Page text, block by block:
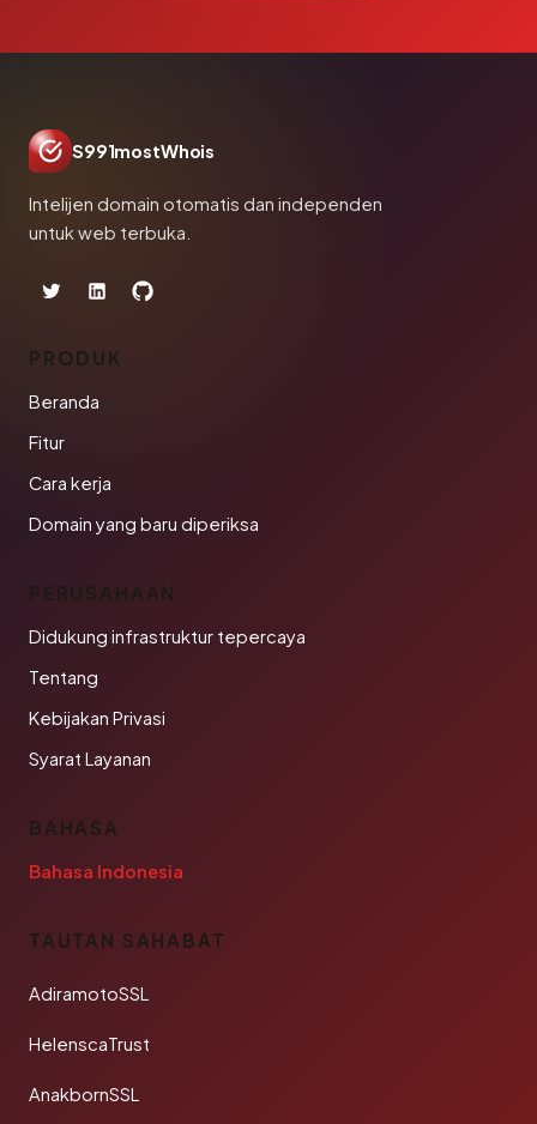
S991mostWhois
Intelijen domain otomatis dan independen
untuk web terbuka.
PRODUK
Beranda
Fitur
Cara kerja
Domain yang baru diperiksa
PERUSAHAAN
Didukung infrastruktur tepercaya
Tentang
Kebijakan Privasi
Syarat Layanan
BAHASA
Bahasa Indonesia
TAUTAN SAHABAT
AdiramotoSSL
HelenscaTrust
AnakbornSSL